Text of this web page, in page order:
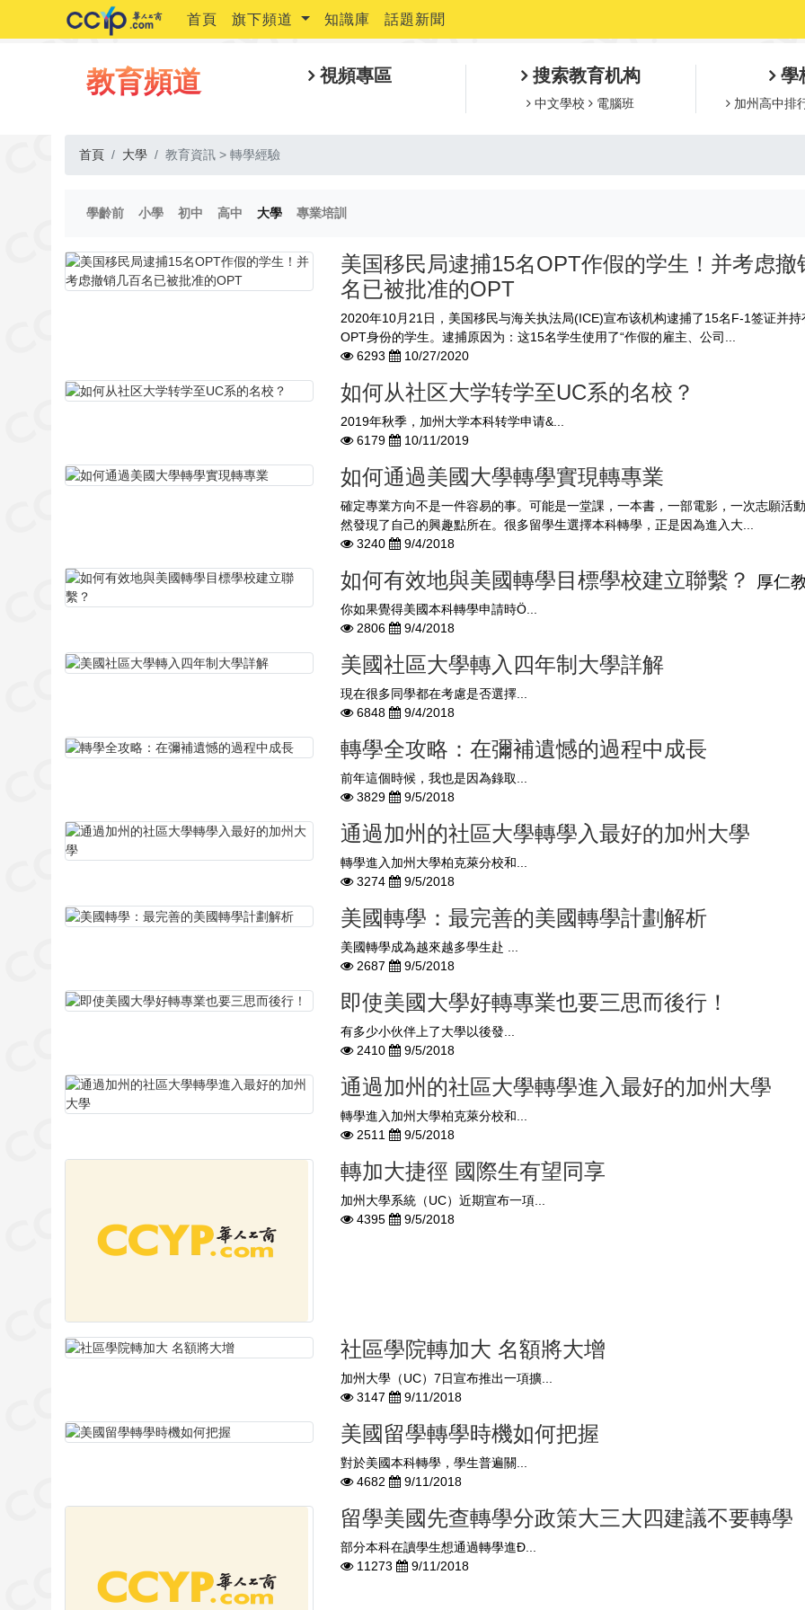
首頁 旗下頻道 知識庫 話題新聞
教育頻道 視頻專區 搜索教育机构
中文學校 電腦班
學
加州高中排
首頁 大學 教育資訊 > 轉學經驗
學齡前(current)
小學(current)
初中 (current)
高中 (current)
大學(current)
專業培訓
美国移民局逮捕15名OPT作假的学生！并考虑撤
名已被批准的OPT
2020年10月21日，美国移民与海关执法局(ICE)宣布该机构逮捕了15名F-1签证并持
OPT身份的学生。逮捕原因为：这15名学生使用了“作假的雇主、公司...
6293
10/27/2020
如何从社区大学转学至UC系的名校？
2019年秋季，加州大学本科转学申请&...
6179
10/11/2019
如何通過美國大學轉學實現轉專業
確定專業方向不是一件容易的事。可能是一堂課，一本書，一部電影，一次志願活
然發現了自己的興趣點所在。很多留學生選擇本科轉學，正是因為進入大...
3240
9/4/2018
如何有效地與美國轉學目標學校建立聯繫？ 厚仁
你如果覺得美國本科轉學申請時Ö...
2806
9/4/2018
美國社區大學轉入四年制大學詳解
現在很多同學都在考慮是否選擇...
6848
9/4/2018
轉學全攻略：在彌補遺憾的過程中成長
前年這個時候，我也是因為錄取...
3829
9/5/2018
通過加州的社區大學轉學入最好的加州大學
轉學進入加州大學柏克萊分校和...
3274
9/5/2018
美國轉學：最完善的美國轉學計劃解析
​ 美國轉學成為越來越多學生赴 ...
2687
9/5/2018
即使美國大學好轉專業也要三思而後行！
​ 有多少小伙伴上了大學以後發...
2410
9/5/2018
通過加州的社區大學轉學進入最好的加州
轉學進入加州大學柏克萊分校和...
2511
9/5/2018
轉加大捷徑 國際生有望同享
加州大學系統（UC）近期宣布一項...
4395
9/5/2018
社區學院轉加大 名額將大增
加州大學（UC）7日宣布推出一項擴...
3147
9/11/2018
美國留學轉學時機如何把握
對於美國本科轉學，學生普遍關...
4682
9/11/2018
留學美國先查轉學分政策大三大四建議不要轉學
部分本科在讀學生想通過轉學進Ð...
11273
9/11/2018